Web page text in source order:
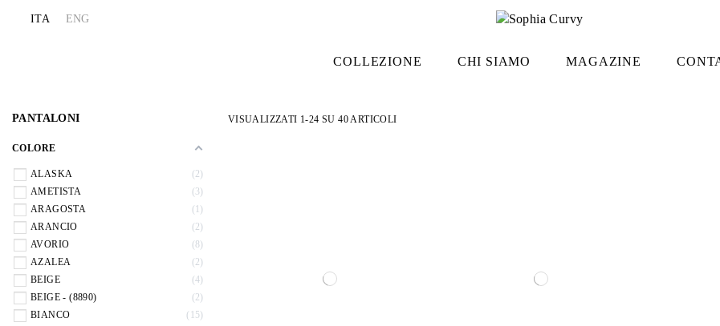
ITA ENG
COLLEZIONE CHI SIAMO MAGAZINE
VISUALIZZATI 1-24 SU 40 ARTICOLI
PANTALONI
COLORE
ALASKA
2
AMETISTA
3
ARAGOSTA
1
ARANCIO
2
AVORIO
8
AZALEA
2
BEIGE
4
BEIGE - (8890)
2
BIANCO
15